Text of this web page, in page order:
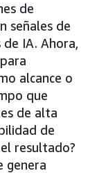
de
señales de
IA. Ahora,
alcance o
que
de alta
de
resultado?
genera